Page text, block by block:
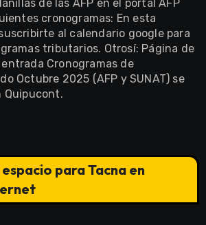
de las AFP en el portal AFP
cronogramas: En esta
al calendario google para
tributarios. Otrosí: Página de
Cronogramas de
Octubre 2025 (AFP y SUNAT) se
Quipucont.
espacio para Tacna en